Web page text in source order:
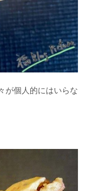
が個人的にはいらな